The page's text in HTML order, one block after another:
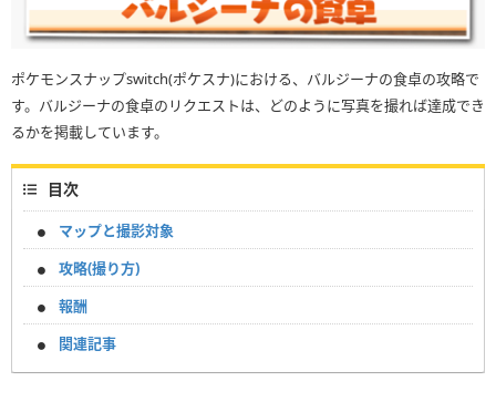
ポケモンスナップswitch(ポケスナ)における、バルジーナの食卓の攻略で
す。バルジーナの食卓のリクエストは、どのように写真を撮れば達成でき
るかを掲載しています。
目次
マップと撮影対象
攻略(撮り方)
報酬
関連記事